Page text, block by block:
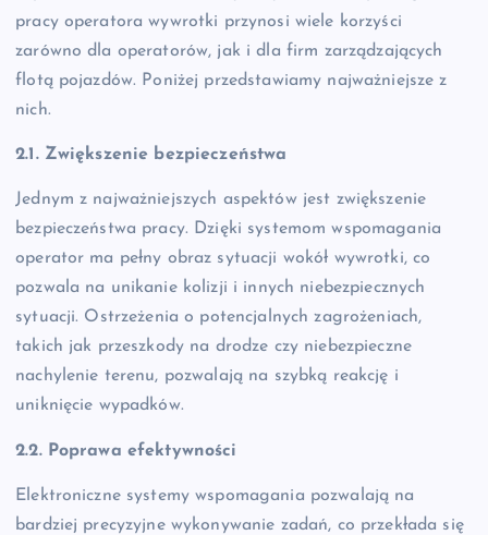
pracy operatora wywrotki przynosi wiele korzyści
zarówno dla operatorów, jak i dla firm zarządzających
flotą pojazdów. Poniżej przedstawiamy najważniejsze z
nich.
2.1. Zwiększenie bezpieczeństwa
Jednym z najważniejszych aspektów jest zwiększenie
bezpieczeństwa pracy. Dzięki systemom wspomagania
operator ma pełny obraz sytuacji wokół wywrotki, co
pozwala na unikanie kolizji i innych niebezpiecznych
sytuacji. Ostrzeżenia o potencjalnych zagrożeniach,
takich jak przeszkody na drodze czy niebezpieczne
nachylenie terenu, pozwalają na szybką reakcję i
uniknięcie wypadków.
2.2. Poprawa efektywności
Elektroniczne systemy wspomagania pozwalają na
bardziej precyzyjne wykonywanie zadań, co przekłada się